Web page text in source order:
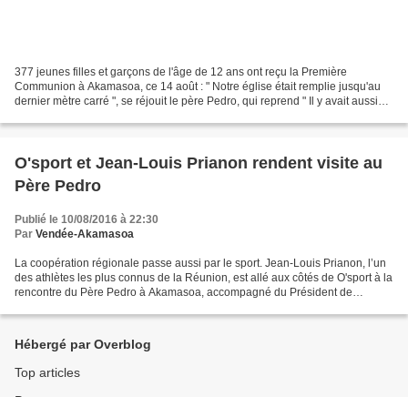
377 jeunes filles et garçons de l'âge de 12 ans ont reçu la Première
Communion à Akamasoa, ce 14 août : " Notre église était remplie jusqu'au
dernier mètre carré ", se réjouit le père Pedro, qui reprend " Il y avait aussi
O'sport et Jean-Louis Prianon rendent visite au
Père Pedro
Publié le 10/08/2016 à 22:30
Par Vendée-Akamasoa
La coopération régionale passe aussi par le sport. Jean-Louis Prianon, l’un
des athlètes les plus connus de la Réunion, est allé aux côtés de O'sport à la
rencontre du Père Pedro à Akamasoa, accompagné du Président de
Hébergé par Overblog
Top articles